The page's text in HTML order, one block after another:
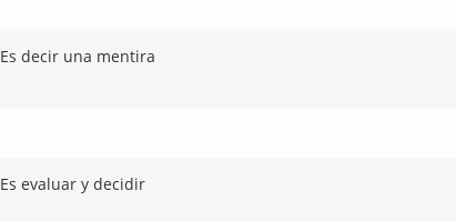
Es decir una mentira
Es evaluar y decidir